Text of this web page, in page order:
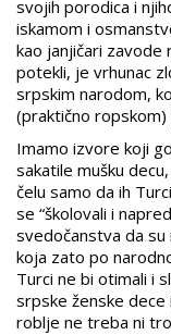
svojih porodica i
iskamom i
kao janjičari zavode
potekli, je vrhunac
srpskim narodom,
(praktično ropskom)
Imamo izvore koji
sakatile mušku
čelu samo da ih
se “školovali i
svedočanstva da
koja zato po
Turci ne bi otimali i
srpske ženske dece
roblje ne treba ni